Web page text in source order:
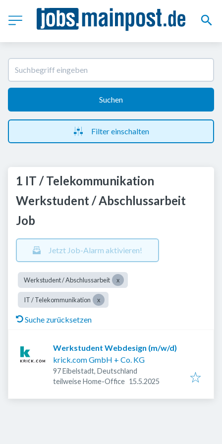
Suchen
Filter einschalten
1 IT / Telekommunikation
Werkstudent / Abschlussarbeit
Job
Jetzt Job-Alarm aktivieren!
Werkstudent / Abschlussarbeit
IT / Telekommunikation
Suche zurücksetzen
Werkstudent Webdesign (m/w/d)
krick.com GmbH + Co. KG
97 Eibelstadt, Deutschland
teilweise Home-Office Veröffentlicht
15.5.2025